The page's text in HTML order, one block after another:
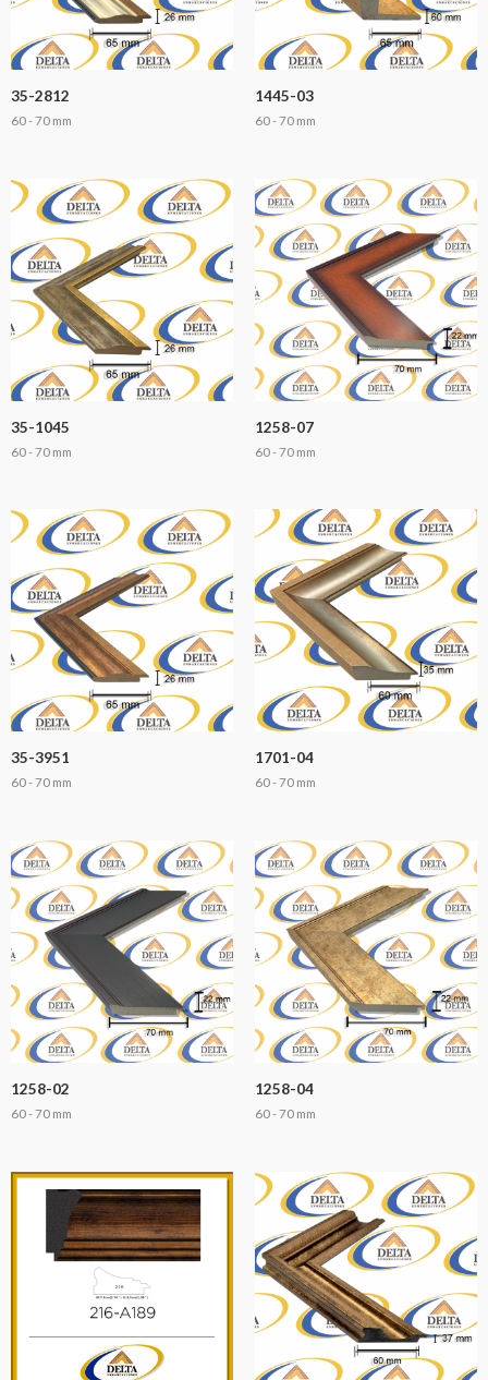
35-2812
60 - 70 mm
1445-03
60 - 70 mm
35-1045
60 - 70 mm
1258-07
60 - 70 mm
35-3951
60 - 70 mm
1701-04
60 - 70 mm
1258-02
60 - 70 mm
1258-04
60 - 70 mm